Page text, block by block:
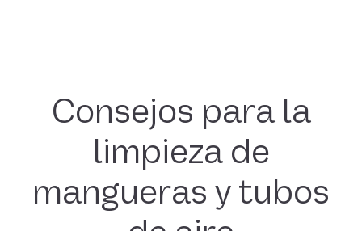
Consejos para la
limpieza de
mangueras y tubos